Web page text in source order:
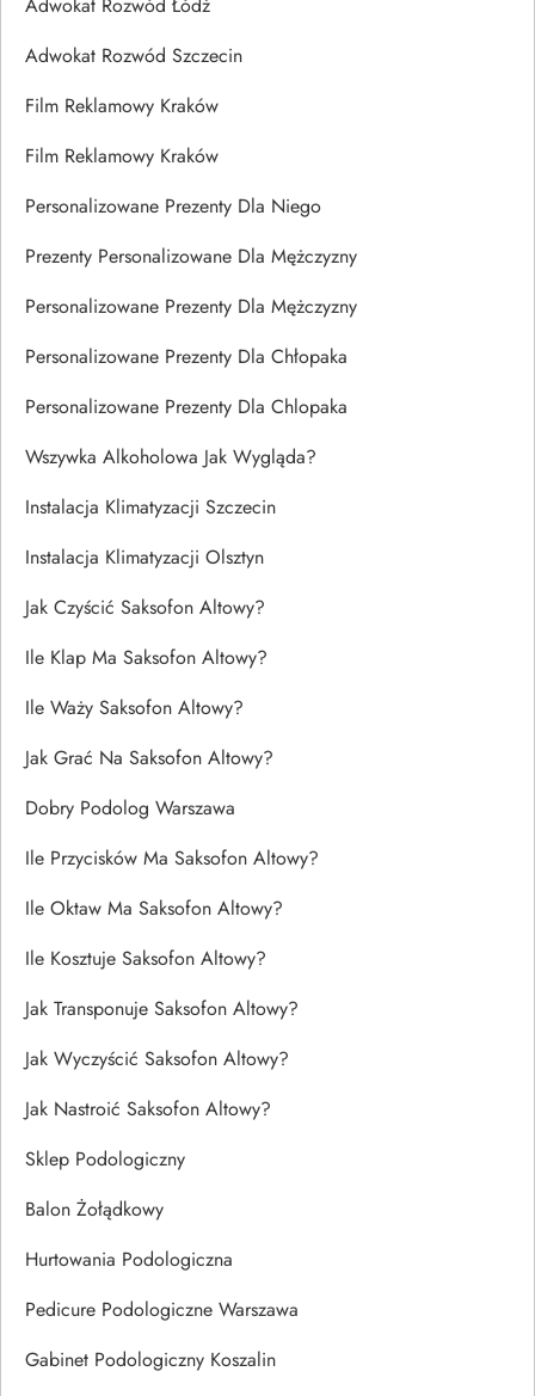
Adwokat Rozwód Szczecin
Film Reklamowy Kraków
Film Reklamowy Kraków
Personalizowane Prezenty Dla Niego
Prezenty Personalizowane Dla Mężczyzny
Personalizowane Prezenty Dla Mężczyzny
Personalizowane Prezenty Dla Chłopaka
Personalizowane Prezenty Dla Chlopaka
Wszywka Alkoholowa Jak Wygląda?
Instalacja Klimatyzacji Szczecin
Instalacja Klimatyzacji Olsztyn
Jak Czyścić Saksofon Altowy?
Ile Klap Ma Saksofon Altowy?
Ile Waży Saksofon Altowy?
Jak Grać Na Saksofon Altowy?
Dobry Podolog Warszawa
Ile Przycisków Ma Saksofon Altowy?
Ile Oktaw Ma Saksofon Altowy?
Ile Kosztuje Saksofon Altowy?
Jak Transponuje Saksofon Altowy?
Jak Wyczyścić Saksofon Altowy?
Jak Nastroić Saksofon Altowy?
Sklep Podologiczny
Balon Żołądkowy
Hurtowania Podologiczna
Pedicure Podologiczne Warszawa
Gabinet Podologiczny Koszalin